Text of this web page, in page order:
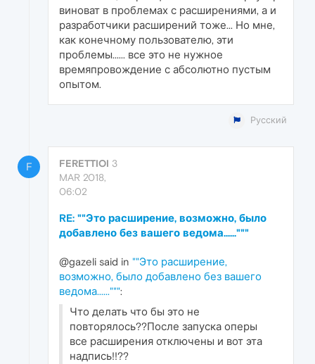
виноват в проблемах с расширениями, а и
разработчики расширений тоже... Но мне,
как конечному пользователю, эти
проблемы...... все это не нужное
времяпровождение с абсолютно пустым
опытом.
Русский
F FERETTIOI 3
MAR 2018,
06:02
RE: ""Это расширение, возможно, было
добавлено без вашего ведома......"""
@gazeli said in ""Это расширение,
возможно, было добавлено без вашего
ведома......""":
Что делать что бы это не
повторялось??После запуска оперы
все расширения отключены и вот эта
надпись!!??